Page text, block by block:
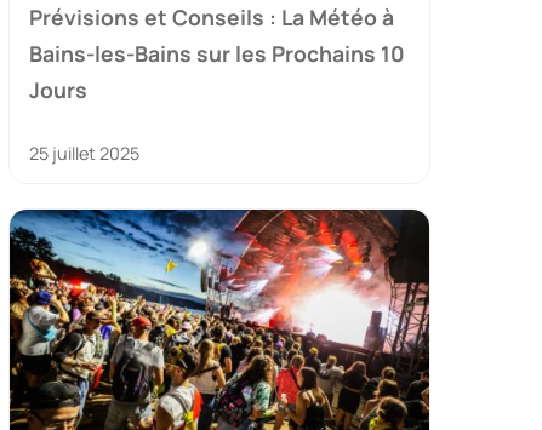
Prévisions et Conseils : La Météo à
Bains-les-Bains sur les Prochains 10
Jours
25 juillet 2025